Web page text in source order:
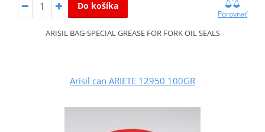
Do košíka
Porovnať
ARISIL BAG-SPECIAL GREASE FOR FORK OIL SEALS
Arisil can ARIETE 12950 100GR